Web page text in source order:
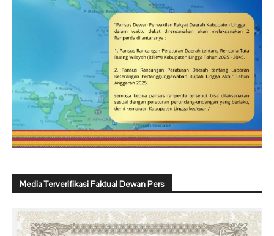
Media Terverifikasi Faktual Dewan Pers